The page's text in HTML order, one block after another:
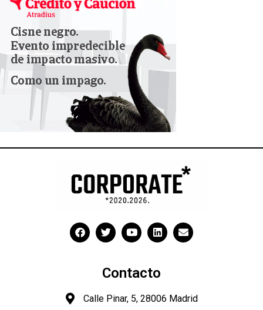
Contacto
Calle Pinar, 5, 28006 Madrid